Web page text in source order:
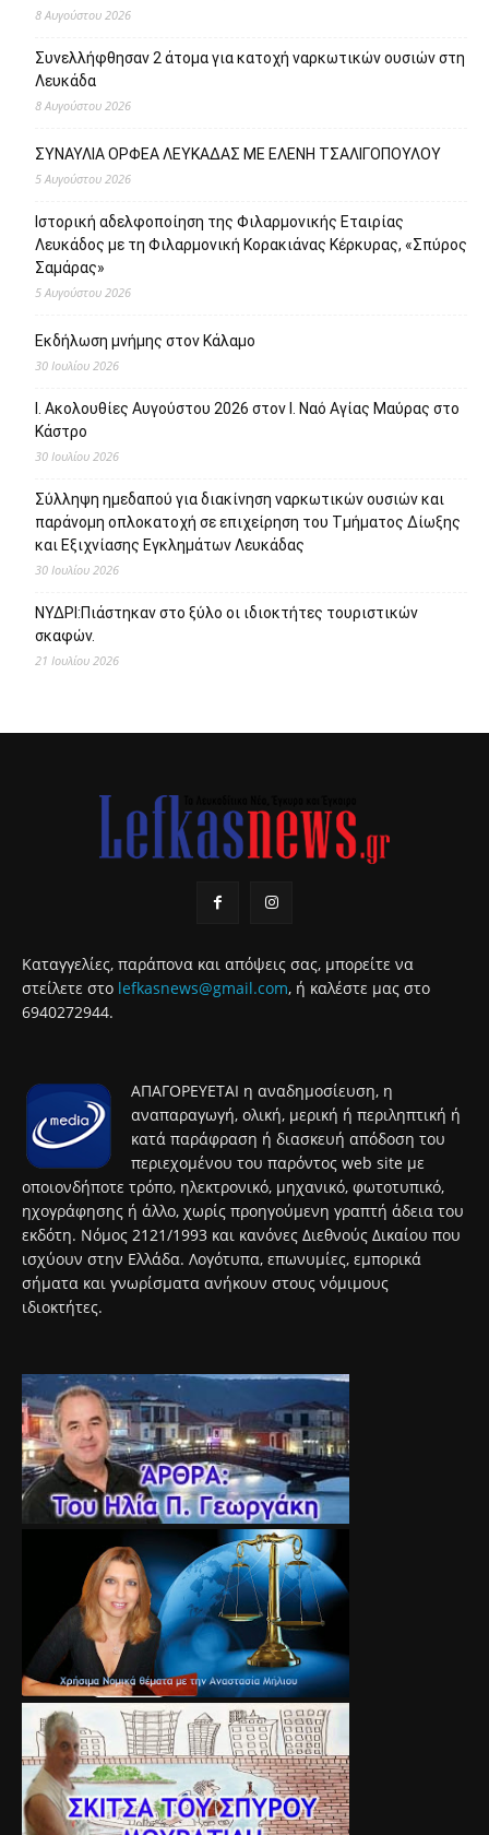
8 Αυγούστου 2026
Συνελλήφθησαν 2 άτομα για κατοχή ναρκωτικών ουσιών στη
Λευκάδα
8 Αυγούστου 2026
ΣΥΝΑΥΛΙΑ ΟΡΦΕΑ ΛΕΥΚΑΔΑΣ ΜΕ ΕΛΕΝΗ ΤΣΑΛΙΓΟΠΟΥΛΟΥ
5 Αυγούστου 2026
Ιστορική αδελφοποίηση της Φιλαρμονικής Εταιρίας
Λευκάδος με τη Φιλαρμονική Κορακιάνας Κέρκυρας, «Σπύρος
Σαμάρας»
5 Αυγούστου 2026
Εκδήλωση μνήμης στον Κάλαμο
30 Ιουλίου 2026
Ι. Ακολουθίες Αυγούστου 2026 στον Ι. Ναό Αγίας Μαύρας στο
Κάστρο
30 Ιουλίου 2026
Σύλληψη ημεδαπού για διακίνηση ναρκωτικών ουσιών και
παράνομη οπλοκατοχή σε επιχείρηση του Τμήματος Δίωξης
και Εξιχνίασης Εγκλημάτων Λευκάδας
30 Ιουλίου 2026
ΝΥΔΡΙ:Πιάστηκαν στο ξύλο οι ιδιοκτήτες τουριστικών
σκαφών.
21 Ιουλίου 2026
Καταγγελίες, παράπονα και απόψεις σας, μπορείτε να
στείλετε στο lefkasnews@gmail.com, ή καλέστε μας στο
6940272944.
ΑΠΑΓΟΡΕΥΕΤΑΙ η αναδημοσίευση, η
αναπαραγωγή, ολική, μερική ή περιληπτική ή
κατά παράφραση ή διασκευή απόδοση του
περιεχομένου του παρόντος web site με
οποιονδήποτε τρόπο, ηλεκτρονικό, μηχανικό, φωτοτυπικό,
ηχογράφησης ή άλλο, χωρίς προηγούμενη γραπτή άδεια του
εκδότη. Νόμος 2121/1993 και κανόνες Διεθνούς Δικαίου που
ισχύουν στην Ελλάδα. Λογότυπα, επωνυμίες, εμπορικά
σήματα και γνωρίσματα ανήκουν στους νόμιμους
ιδιοκτήτες.